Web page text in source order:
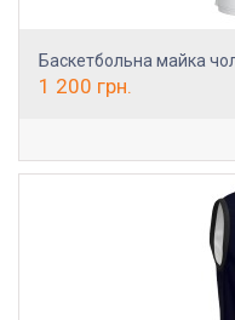
Баскетбольна майка
1 200 грн.